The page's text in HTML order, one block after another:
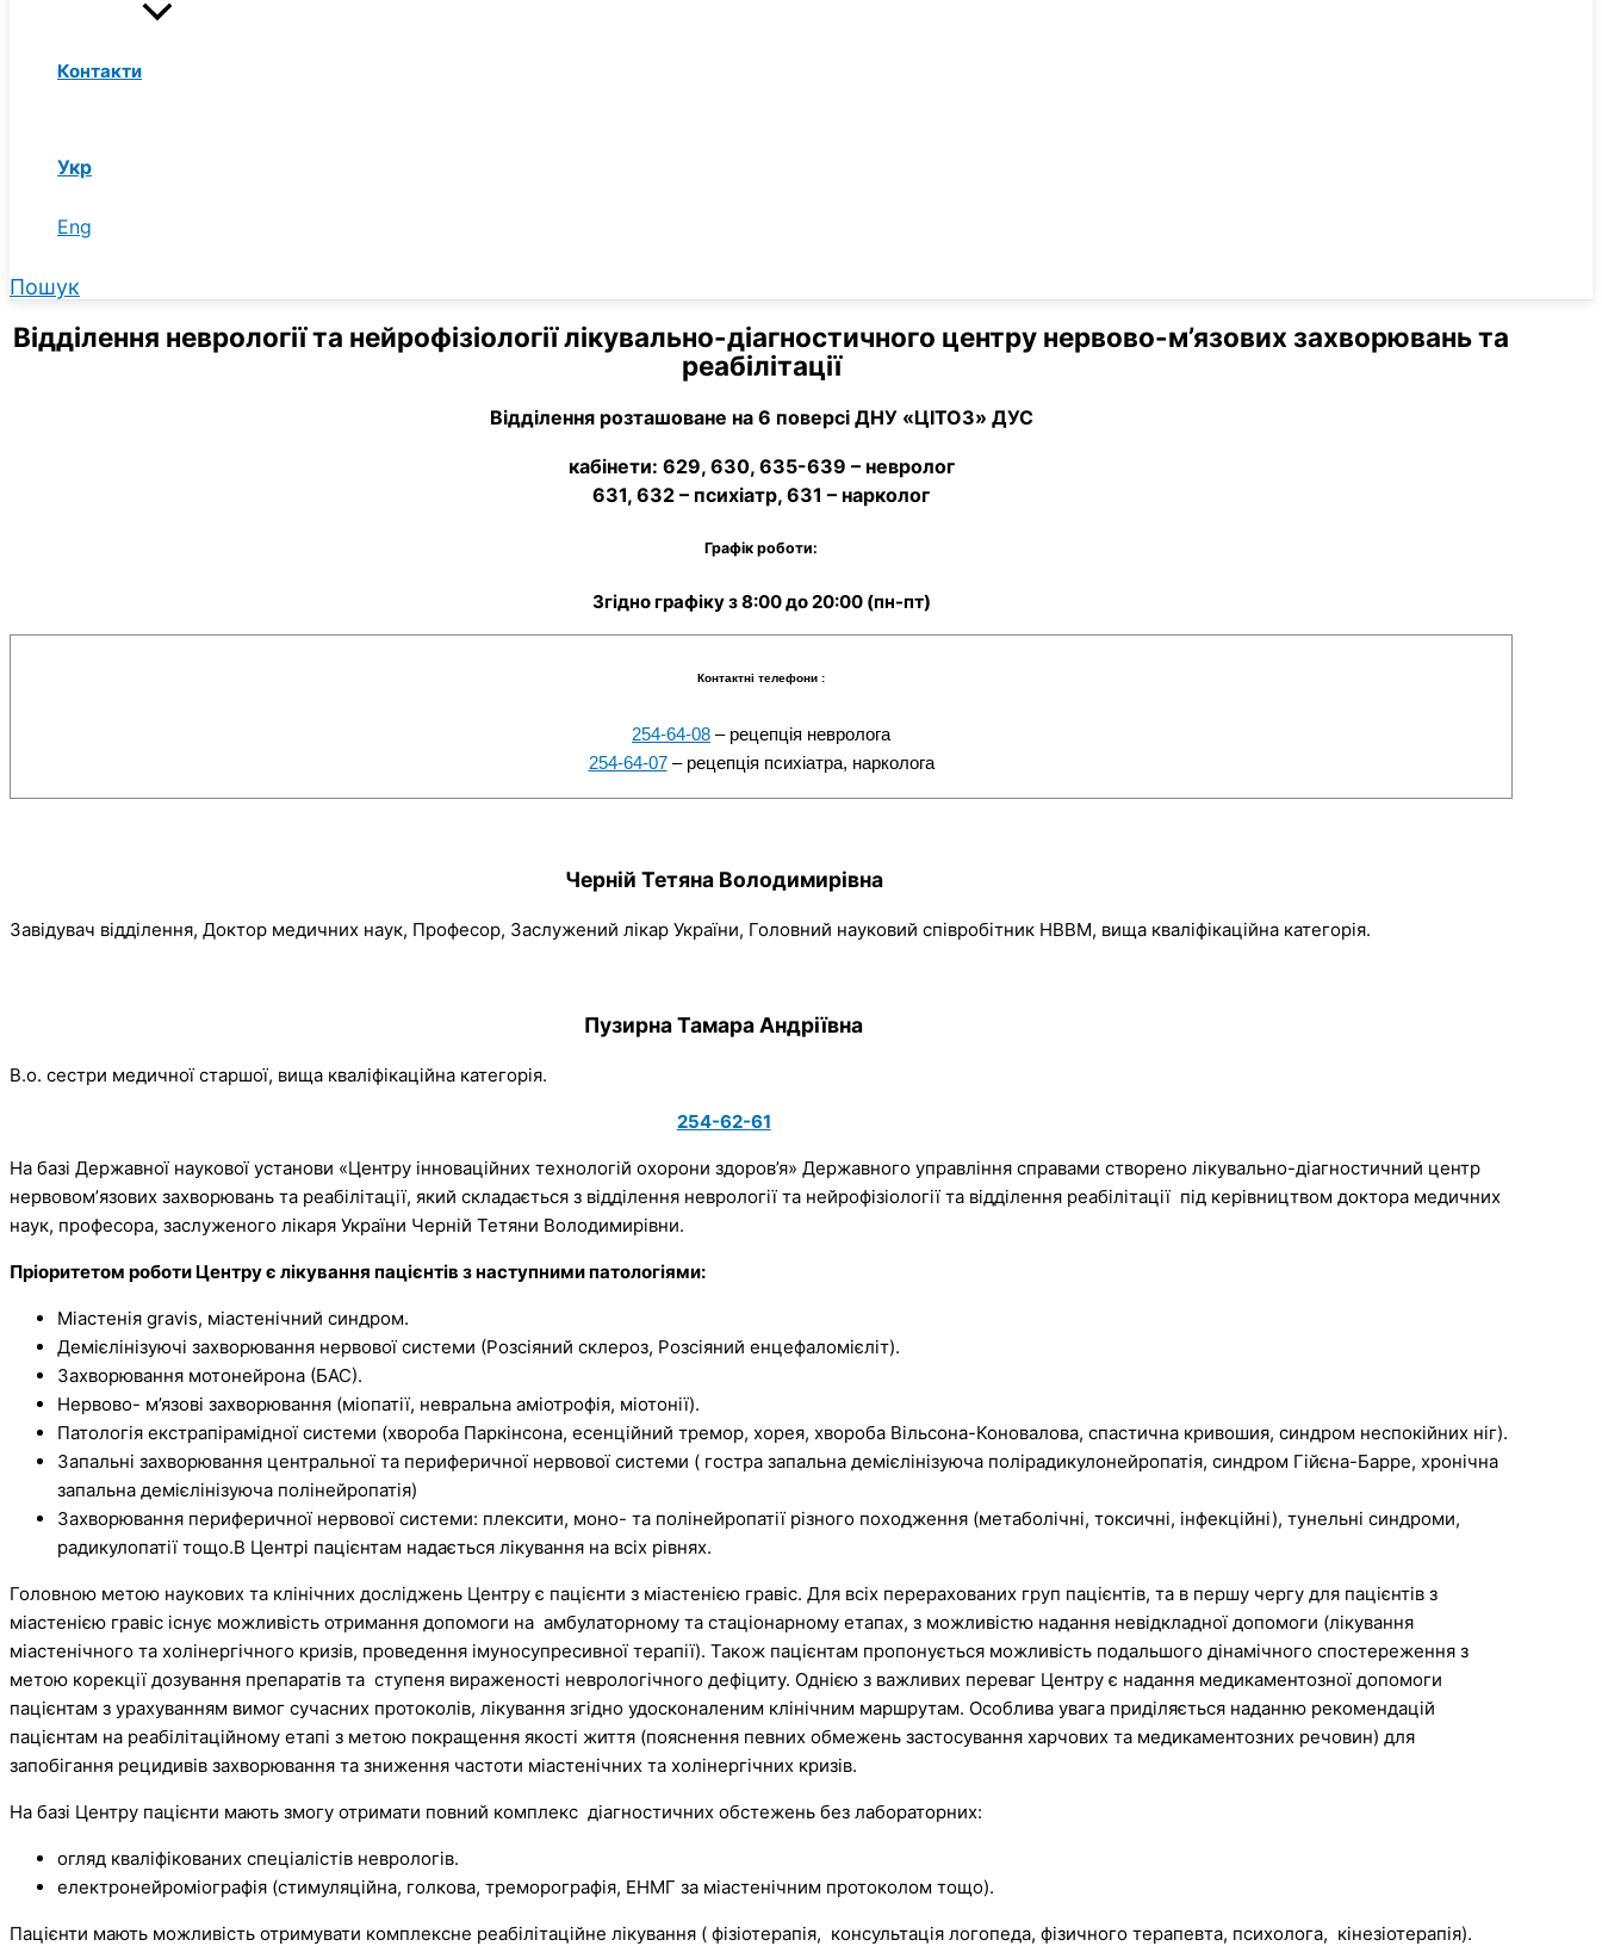
Контакти
Укр
Eng
Пошук
Відділення неврології та нейрофізіології лікувально-діагностичного центру нервово-м’язових захворювань та
реабілітації
Відділення розташоване на 6 поверсі ДНУ «ЦІТОЗ» ДУС
кабінети: 629, 630, 635-639 – невролог
631, 632 – психіатр, 631 – нарколог
Графік роботи:
Згідно графіку з 8:00 до 20:00 (пн-пт)
Контактні телефони :
254-64-08 – рецепція невролога
254-64-07– рецепція психіатра, нарколога
Черній Тетяна Володимирівна
Завідувач відділення, Доктор медичних наук, Професор, Заслужений лікар України, Головний науковий співробітник НВВМ, вища кваліфікаційна категорія.
Пузирна Тамара Андріївна
В.о. сестри медичної старшої, вища кваліфікаційна категорія.
254-62-61
На базі Державної наукової установи «Центру інноваційних технологій охорони здоров’я» Державного управління справами створено лікувально-діагностичний центр
нервовомʼязових захворювань та реабілітації, який складається з відділення неврології та нейрофізіології та відділення реабілітації під керівництвом доктора медичних
наук, професора, заслуженого лікаря України Черній Тетяни Володимирівни.
Пріоритетом роботи Центру є лікування пацієнтів з наступними патологіями:
Міастенія gravis, міастенічний синдром.
Демієлінізуючі захворювання нервової системи (Розсіяний склероз, Розсіяний енцефаломієліт).
Захворювання мотонейрона (БАС).
Нервово- м’язові захворювання (міопатії, невральна аміотрофія, міотонії).
Патологія екстрапірамідної системи (хвороба Паркінсона, есенційний тремор, хорея, хвороба Вільсона-Коновалова, спастична кривошия, синдром неспокійних ніг).
Запальні захворювання центральної та периферичної нервової системи ( гостра запальна демієлінізуюча полірадикулонейропатія, синдром Гійєна-Барре, хронічна
запальна демієлінізуюча полінейропатія)
Захворювання периферичної нервової системи: плексити, моно- та полінейропатії різного походження (метаболічні, токсичні, інфекційні), тунельні синдроми,
радикулопатії тощо.В Центрі пацієнтам надається лікування на всіх рівнях.
Головною метою наукових та клінічних досліджень Центру є пацієнти з міастенією гравіс. Для всіх перерахованих груп пацієнтів, та в першу чергу для пацієнтів з
міастенією гравіс існує можливість отримання допомоги на амбулаторному та стаціонарному етапах, з можливістю надання невідкладної допомоги (лікування
міастенічного та холінергічного кризів, проведення імуносупресивної терапії). Також пацієнтам пропонується можливість подальшого дінамічного спостереження з
метою корекції дозування препаратів та ступеня вираженості неврологічного дефіциту. Однією з важливих переваг Центру є надання медикаментозної допомоги
пацієнтам з урахуванням вимог сучасних протоколів, лікування згідно удосконаленим клінічним маршрутам. Особлива увага приділяється наданню рекомендацій
пацієнтам на реабілітаційному етапі з метою покращення якості життя (пояснення певних обмежень застосування харчових та медикаментозних речовин) для
запобігання рецидивів захворювання та зниження частоти міастенічних та холінергічних кризів.
На базі Центру пацієнти мають змогу отримати повний комплекс діагностичних обстежень без лабораторних:
огляд кваліфікованих спеціалістів неврологів.
електронейроміографія (стимуляційна, голкова, треморографія, ЕНМГ за міастенічним протоколом тощо).
Пацієнти мають можливість отримувати комплексне реабілітаційне лікування ( фізіотерапія, консультація логопеда, фізичного терапевта, психолога, кінезіотерапія).